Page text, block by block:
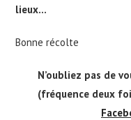
lieux…
Bonne récolte
N’oubliez pas de
(fréquence deux